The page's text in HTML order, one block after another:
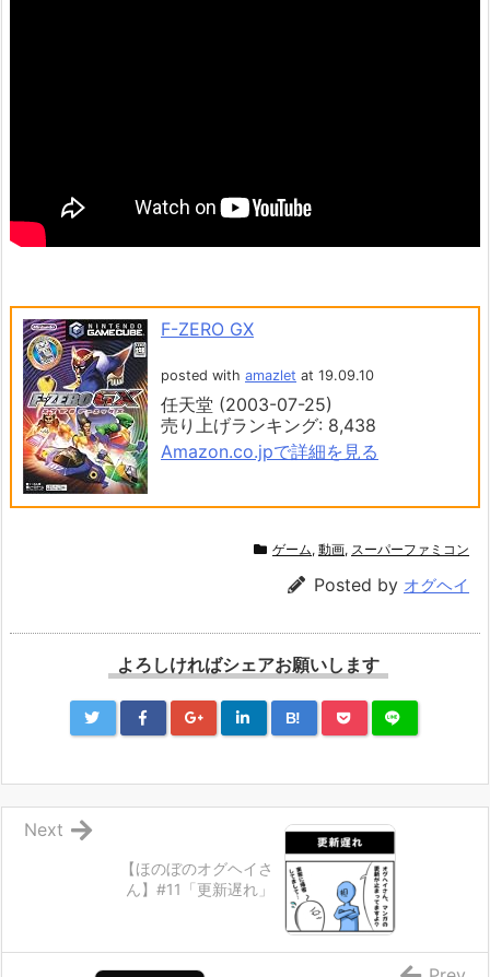
F-ZERO GX
posted with amazlet at 19.09.10
任天堂 (2003-07-25)
売り上げランキング: 8,438
Amazon.co.jpで詳細を見る
ゲーム, 動画, スーパーファミコン
Posted by オグヘイ
よろしければシェアお願いします
B!
【ほのぼのオグヘイさ
ん】#11「更新遅れ」
Next